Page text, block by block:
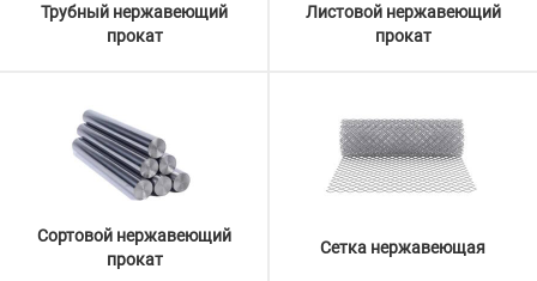
Трубный нержавеющий
прокат
Листовой нержавеющий
прокат
Сортовой нержавеющий
прокат
Сетка нержавеющая